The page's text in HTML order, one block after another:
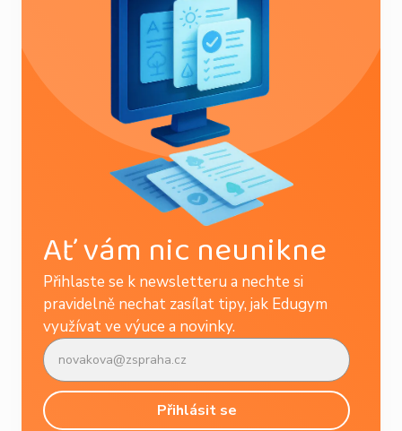
Ať vám nic neunikne
Přihlaste se k newsletteru a nechte si
pravidelně nechat zasílat tipy, jak Edugym
využívat ve výuce a novinky.